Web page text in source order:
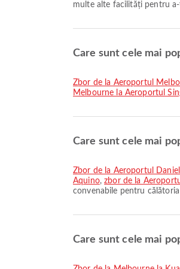
multe alte facilități pentru
Care sunt cele mai
zbor de la Aeroportul
Melbourne la Aeroportul
Care sunt cele mai
zbor de la Aeroportul
Aquino,zbor de la
convenabile pentru
Care sunt cele mai